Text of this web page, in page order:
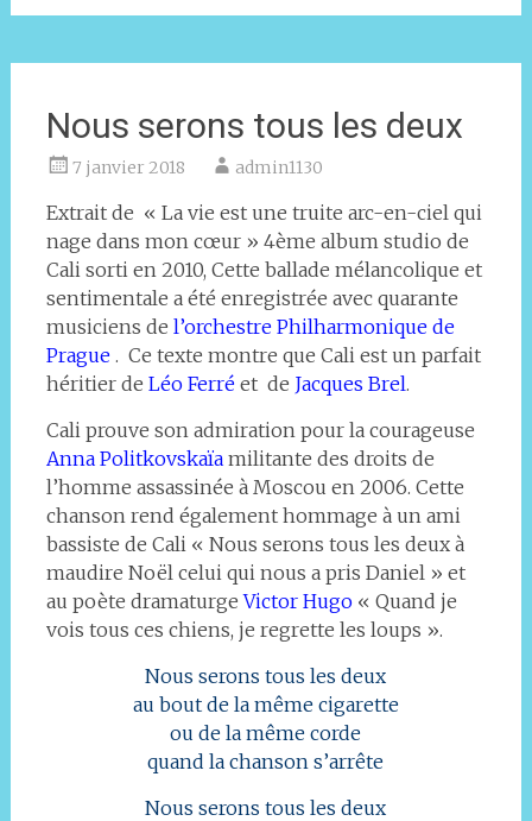
Nous serons tous les deux
7 janvier 2018 admin1130
Extrait de « La vie est une truite arc-en-ciel qui
nage dans mon cœur » 4ème album studio de
Cali sorti en 2010, Cette ballade mélancolique et
sentimentale a été enregistrée avec quarante
musiciens de l’orchestre Philharmonique de
Prague . Ce texte montre que Cali est un parfait
héritier de Léo Ferréet de Jacques Brel.
Cali prouve son admiration pour la courageuse
Anna Politkovskaïamilitante des droits de
l’homme assassinée à Moscou en 2006. Cette
chanson rend également hommage à un ami
bassiste de Cali « Nous serons tous les deux à
maudire Noël celui qui nous a pris Daniel » et
au poète dramaturge Victor Hugo« Quand je
vois tous ces chiens, je regrette les loups ».
Nous serons tous les deux
au bout de la même cigarette
ou de la même corde
quand la chanson s’arrête
Nous serons tous les deux